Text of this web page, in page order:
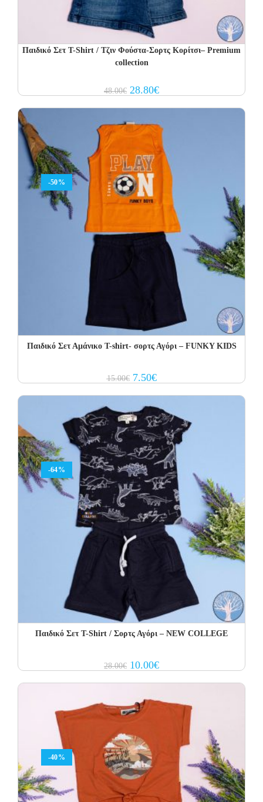
Παιδικό Σετ T-Shirt / Τζιν Φούστα-Σορτς Κορίτσι– Premium
collection
48.00€ Original
price
28.80€Current
price
-50%
Παιδικό Σετ Αμάνικο T-shirt- σορτς Αγόρι – FUNKY KIDS
15.00€ Original
price
7.50€Current
price
-64%
Παιδικό Σετ Τ-Shirt / Σορτς Αγόρι – NEW COLLEGE
28.00€ Original
price
10.00€Current
price
-40%